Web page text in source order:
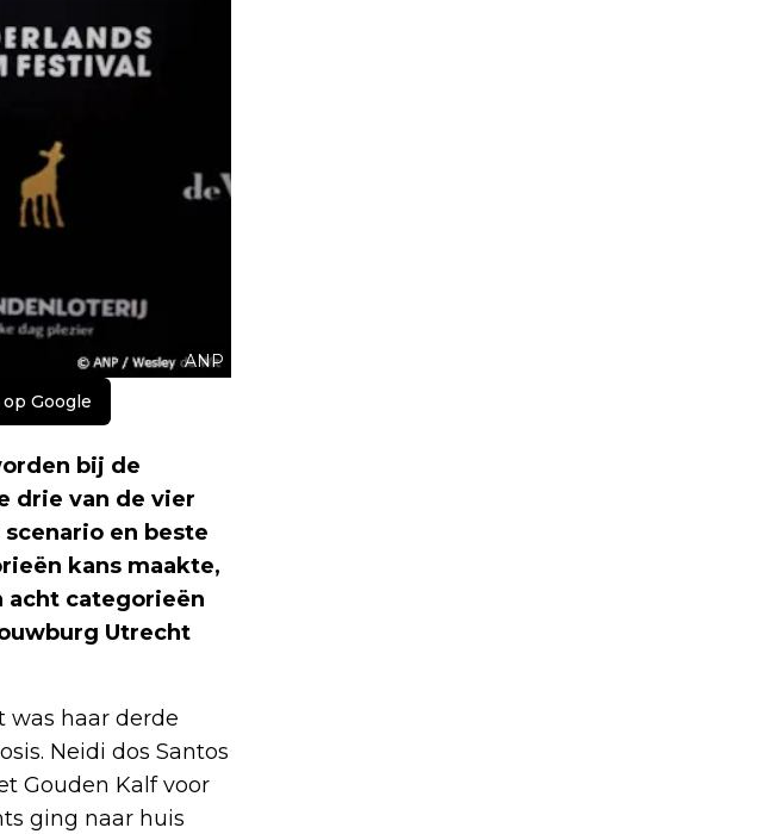
ANP
Google
bij de
drie van de vier
en beste
kans maakte,
acht categorieën
Utrecht
was haar derde
Neidi dos Santos
Gouden Kalf voor
ging naar huis